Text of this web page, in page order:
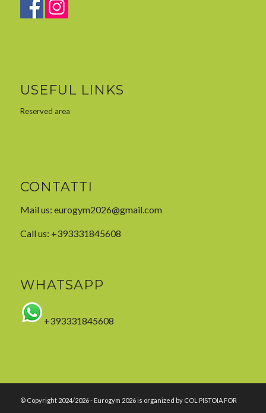
USEFUL LINKS
Reserved area
CONTATTI
Mail us: eurogym2026@gmail.com
Call us: +393331845608
WHATSAPP
+393331845608
© Copyright 2024/2026 - Eurogym 2026 is organized by COL PISTOIA FOR